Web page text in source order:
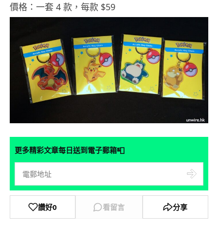
價格：一套 4 款，每款 $59
更多精彩文章每日送到電子郵箱📮
讚好0 看留言 分享